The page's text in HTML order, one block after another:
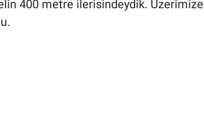
400 metre ilerisindeydik.